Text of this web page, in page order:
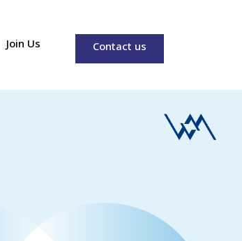
Join Us Contact us